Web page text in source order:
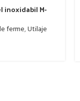
inoxidabil M-
ferme,Utilaje